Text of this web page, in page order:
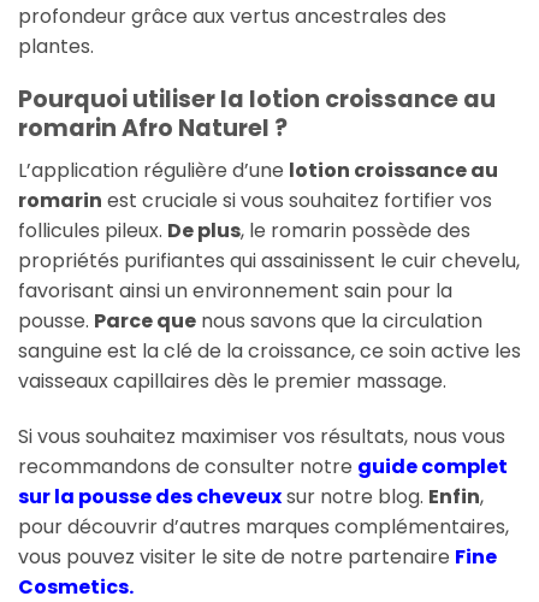
profondeur grâce aux vertus ancestrales des
plantes.
Pourquoi utiliser la lotion croissance au
romarin Afro Naturel ?
L’application régulière d’une lotion croissance au
romarin est cruciale si vous souhaitez fortifier vos
follicules pileux. De plus, le romarin possède des
propriétés purifiantes qui assainissent le cuir chevelu,
favorisant ainsi un environnement sain pour la
pousse. Parce que nous savons que la circulation
sanguine est la clé de la croissance, ce soin active les
vaisseaux capillaires dès le premier massage.
Si vous souhaitez maximiser vos résultats, nous vous
recommandons de consulter notre guide complet
sur la pousse des cheveuxsur notre blog. Enfin,
pour découvrir d’autres marques complémentaires,
vous pouvez visiter le site de notre partenaire Fine
Cosmetics.